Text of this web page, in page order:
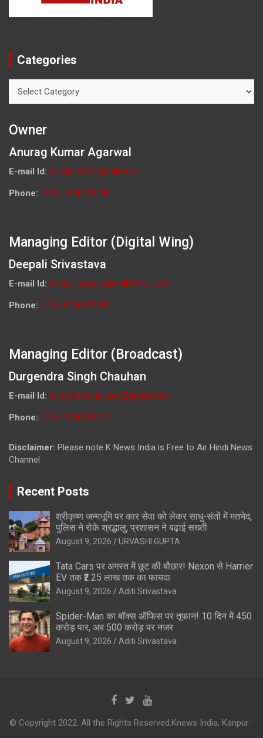
Categories
Owner
Anurag Kumar Agarwal
E-mail Id: ceo.knews@gmail.com
Phone: (+91) 7800009900
Managing Editor (Digital Wing)
Deepali Srivastava
E-mail Id: deepali_media@rediffmail.com
Phone: (+91) 9026692259
Managing Editor (Broadcast)
Durgendra Singh Chauhan
E-mail Id: durgendrachauhan@gmail.com
Phone: (+91) 7800009813
Disclaimer: Please note K News India is Free to Air Hindi News
Channel
Recent Posts
श्रीकृष्ण जन्मभूमि पर कार सेवा को लेकर साधु-संतों में मतभेद,
पुलिस ने रोके श्रद्धालु; प्रशासन ने बढ़ाई सख्ती
August 9, 2026 URVASHI GUPTA
Tata Cars पर अगस्त में छूट की बौछार! Nexon से Harrier
EV तक ₹2.25 लाख तक का फायदा
August 9, 2026 Aditi Srivastava
Spider-Man का बॉक्स ऑफिस पर तूफान! 10 दिन में 450
करोड़ पार, अब 500 करोड़ पर नजर
August 9, 2026 Aditi Srivastava
© Copyright 2022. All the Rights Reserved.Knews India, Kanpur